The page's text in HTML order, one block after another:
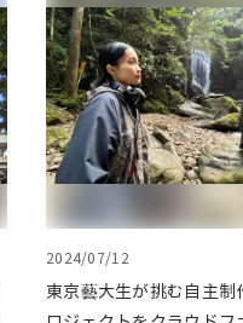
2024/07/12
東京藝大生が挑む自主制